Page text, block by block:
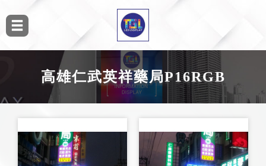
高雄仁武英祥藥局P16RGB